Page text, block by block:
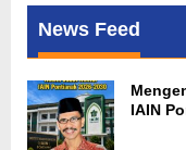
News Feed
IAIN